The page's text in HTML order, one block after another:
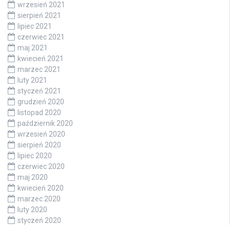
wrzesień 2021
sierpień 2021
lipiec 2021
czerwiec 2021
maj 2021
kwiecień 2021
marzec 2021
luty 2021
styczeń 2021
grudzień 2020
listopad 2020
październik 2020
wrzesień 2020
sierpień 2020
lipiec 2020
czerwiec 2020
maj 2020
kwiecień 2020
marzec 2020
luty 2020
styczeń 2020